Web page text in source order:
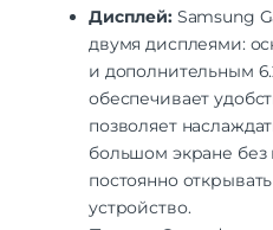
Дополнительно
Оперативная Память
Дисплей:Samsung
двумя дисплеями:
и дополнительным
обеспечивает
позволяет
большом экране без
постоянно
устройство.